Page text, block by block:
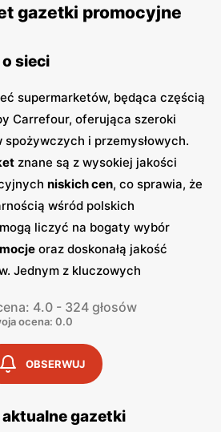
gazetki promocyjne
sieci
supermarketów, będąca częścią
Carrefour, oferująca szeroki
i przemysłowych.
znane są z wysokiej jakości
niskich cen, co sprawia, że
wśród polskich
liczyć na bogaty wybór
oraz doskonałą jakość
Jednym z kluczowych
promocyjne.Gazetki
dzięki czemu klienci mogą
i korzystać z wyjątkowych okazji
i online, co umożliwia łatwy
4.0 - 324 głosów
ocena: 0.0
OBSERWUJ
gazetki